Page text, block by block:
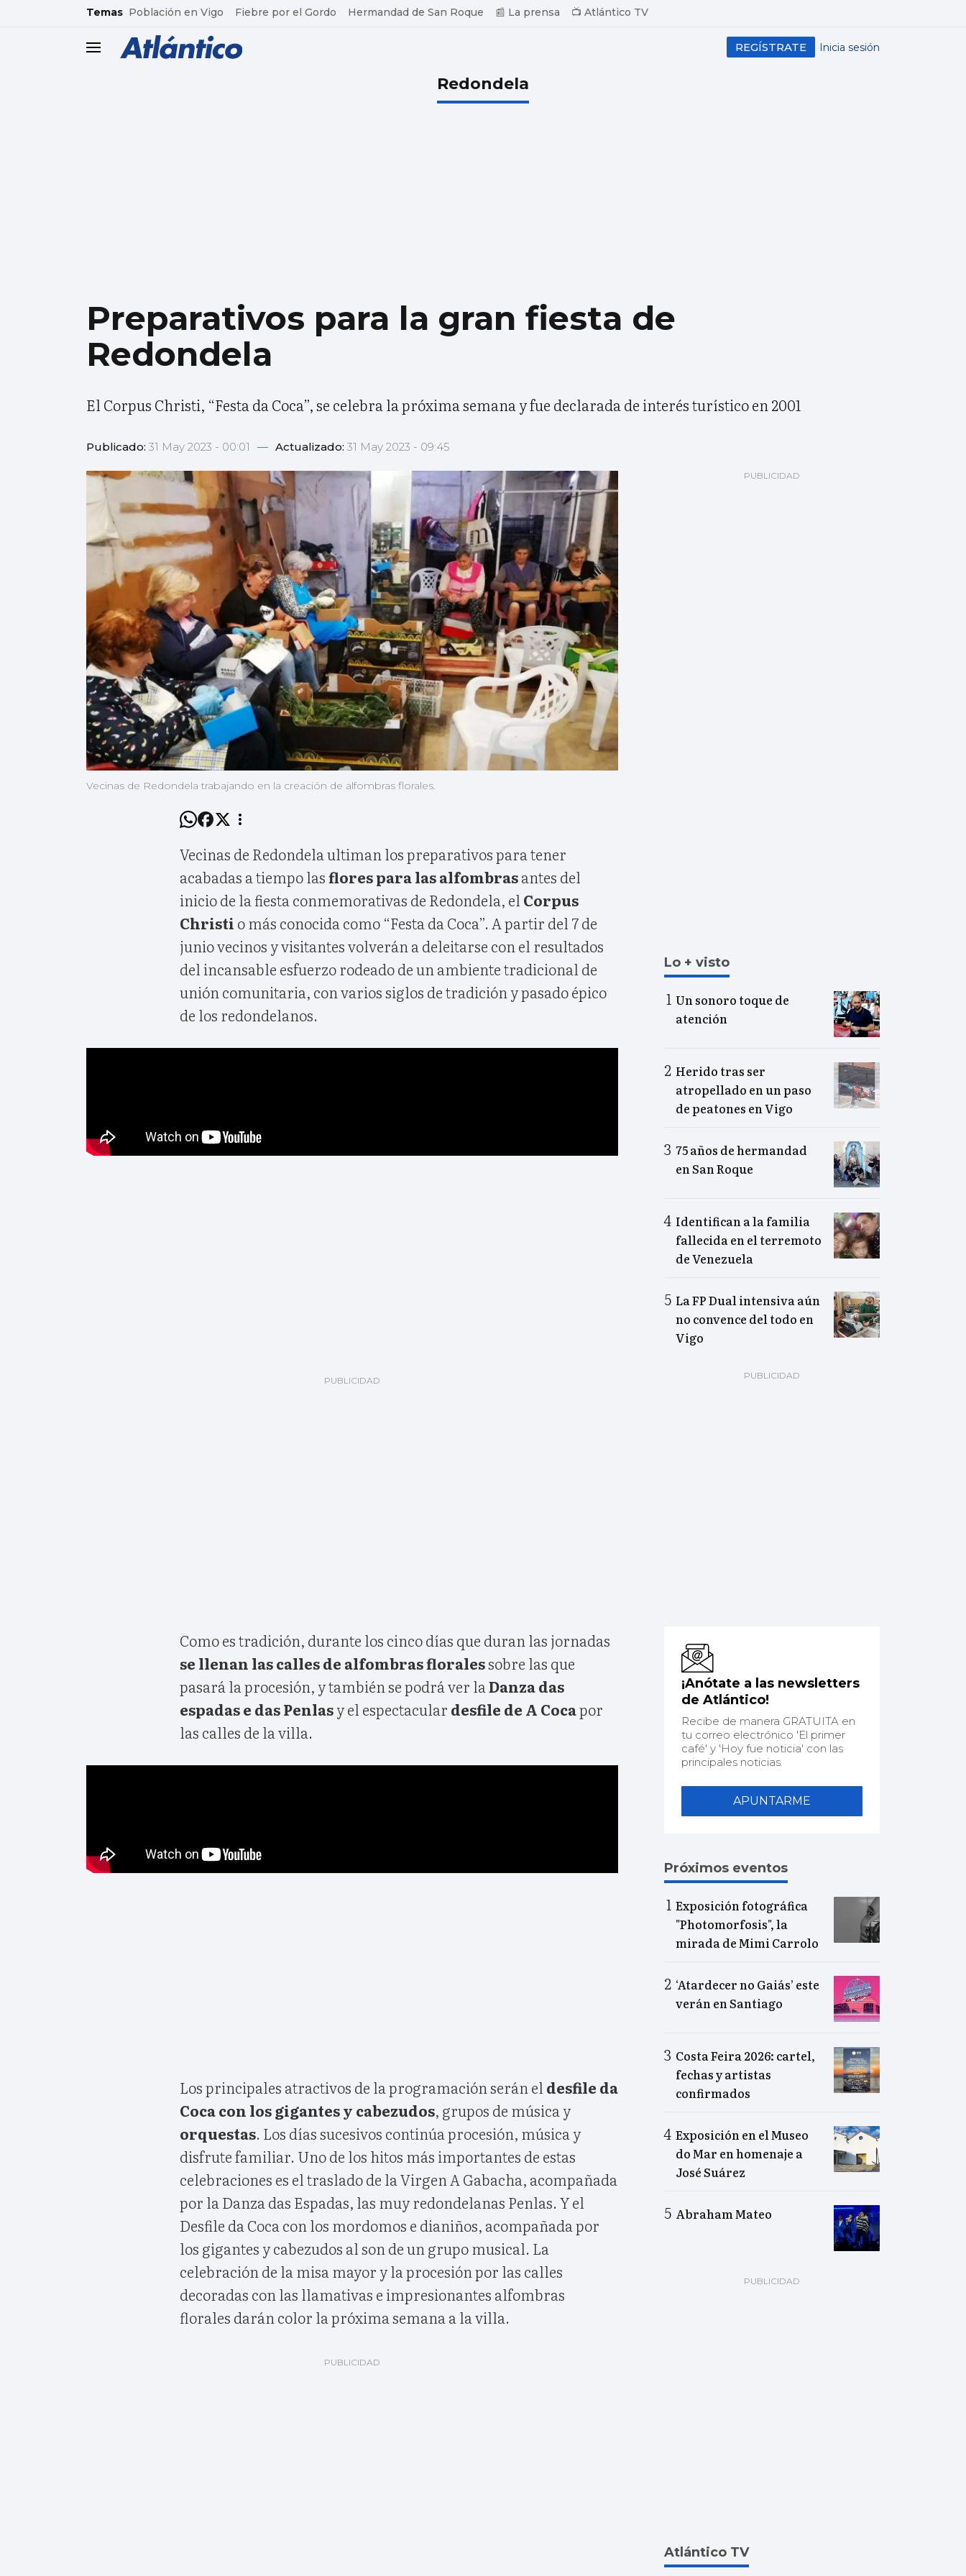
common.go-to-content
Temas Población en Vigo Fiebre por el Gordo Hermandad de San Roque 📰 La prensa 📺 Atlántico TV
header.menu.open Inicia sesión
REGÍSTRATE
Redondela
Preparativos para la gran fiesta de
Redondela
El Corpus Christi, “Festa da Coca”, se celebra la próxima semana y fue declarada de interés turístico en 2001
Publicado: 31 May 2023 - 00:01 — Actualizado: 31 May 2023 - 09:45
Vecinas de Redondela trabajando en la creación de alfombras florales.
Vecinas de Redondela ultiman los preparativos para tener
acabadas a tiempo lasflores para las alfombrasantes del
inicio de la fiesta conmemorativas de Redondela, el Corpus
Christi o más conocida como “Festa da Coca”. A partir del 7 de
junio vecinos y visitantes volverán a deleitarse con el resultados
del incansable esfuerzo rodeado de un ambiente tradicional de
unión comunitaria, con varios siglos de tradición y pasado épico
de los redondelanos.
Como es tradición, durante los cinco días que duran las jornadas
se llenan las calles de alfombras floralessobre las que
pasará la procesión, y también se podrá ver la Danza das
espadas e das Penlasy el espectacular desfile de A Cocapor
las calles de la villa.
Los principales atractivos de la programación serán el desfile da
Coca con los gigantes y cabezudos, grupos de música y
orquestas. Los días sucesivos continúa procesión, música y
disfrute familiar. Uno de los hitos más importantes de estas
celebraciones es el traslado de la Virgen A Gabacha, acompañada
por la Danza das Espadas, las muy redondelanas Penlas. Y el
Desfile da Coca con los mordomos e dianiños, acompañada por
los gigantes y cabezudos al son de un grupo musical. La
celebración de la misa mayor y la procesión por las calles
decoradas con las llamativas e impresionantes alfombras
florales darán color la próxima semana a la villa.
Lo + visto
Un sonoro toque de
atención
Herido tras ser
atropellado en un paso
de peatones en Vigo
75 años de hermandad
en San Roque
Identifican a la familia
fallecida en el terremoto
de Venezuela
La FP Dual intensiva aún
no convence del todo en
Vigo
¡Anótate a las newsletters
de Atlántico!
Recibe de manera GRATUITA en
tu correo electrónico 'El primer
café' y 'Hoy fue noticia' con las
principales noticias.
APUNTARME
Próximos eventos
Exposición fotográfica
"Photomorfosis", la
mirada de Mimi Carrolo
‘Atardecer no Gaiás’ este
verán en Santiago
Costa Feira 2026: cartel,
fechas y artistas
confirmados
Exposición en el Museo
do Mar en homenaje a
José Suárez
Abraham Mateo
Atlántico TV